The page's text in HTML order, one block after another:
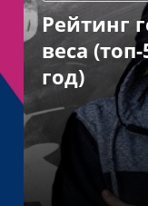
Рейтинг
веса
год)